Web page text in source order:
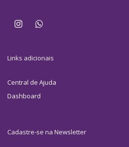
Links adicionais
Central de Ajuda
Dashboard
Cadastre-se na Newsletter